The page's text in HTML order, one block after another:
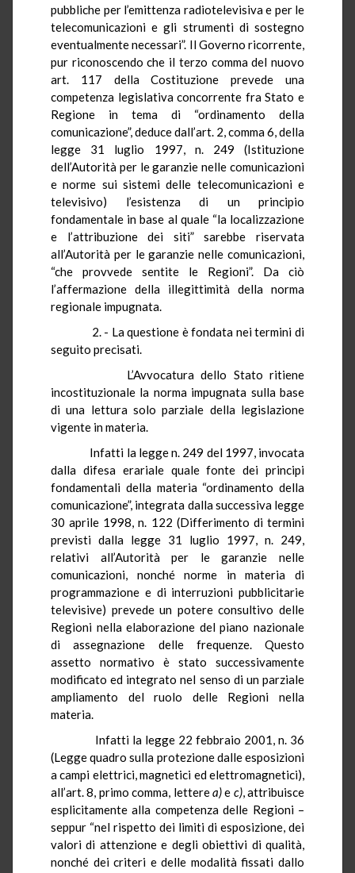
pubbliche per l’emittenza radiotelevisiva e per le
telecomunicazioni e gli strumenti di sostegno
eventualmente necessari”. Il Governo ricorrente,
pur riconoscendo che il terzo comma del nuovo
art. 117 della Costituzione prevede una
competenza legislativa concorrente fra Stato e
Regione in tema di “ordinamento della
comunicazione”, deduce dall’art. 2, comma 6, della
legge 31 luglio 1997, n. 249 (Istituzione
dell’Autorità per le garanzie nelle comunicazioni
e norme sui sistemi delle telecomunicazioni e
televisivo) l’esistenza di un principio
fondamentale in base al quale “la localizzazione
e l’attribuzione dei siti” sarebbe riservata
all’Autorità per le garanzie nelle comunicazioni,
“che provvede sentite le Regioni”. Da ciò
l’affermazione della illegittimità della norma
regionale impugnata.
2. - La questione è fondata nei termini di
seguito precisati.
L’Avvocatura dello Stato ritiene
incostituzionale la norma impugnata sulla base
di una lettura solo parziale della legislazione
vigente in materia.
Infatti la legge n. 249 del 1997, invocata
dalla difesa erariale quale fonte dei principi
fondamentali della materia “ordinamento della
comunicazione”, integrata dalla successiva legge
30 aprile 1998, n. 122 (Differimento di termini
previsti dalla legge 31 luglio 1997, n. 249,
relativi all’Autorità per le garanzie nelle
comunicazioni, nonché norme in materia di
programmazione e di interruzioni pubblicitarie
televisive) prevede un potere consultivo delle
Regioni nella elaborazione del piano nazionale
di assegnazione delle frequenze. Questo
assetto normativo è stato successivamente
modificato ed integrato nel senso di un parziale
ampliamento del ruolo delle Regioni nella
materia.
Infatti la legge 22 febbraio 2001, n. 36
(Legge quadro sulla protezione dalle esposizioni
a campi elettrici, magnetici ed elettromagnetici),
all’art. 8, primo comma, letterea)e c), attribuisce
esplicitamente alla competenza delle Regioni –
seppur “nel rispetto dei limiti di esposizione, dei
valori di attenzione e degli obiettivi di qualità,
nonché dei criteri e delle modalità fissati dallo